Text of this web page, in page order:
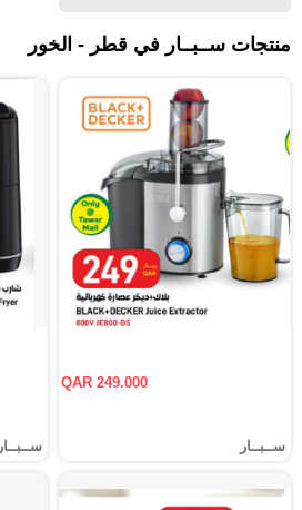
منتجات ســبــار في قطر - الخور
QAR 249.000
ســبــار ســبــار